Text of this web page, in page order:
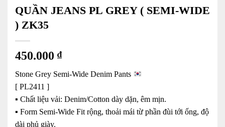
QUẦN JEANS PL GREY ( SEMI-WIDE
) ZK35
450.000 ₫
Stone Grey Semi-Wide Denim Pants
[ PL2411 ]
▪️ Chất liệu vải: Denim/Cotton dày dặn, êm mịn.
▪️ Form Semi-Wide Fit rộng, thoải mái từ phần đùi tới ống, độ
dài phủ giày.